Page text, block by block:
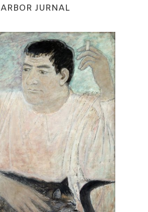
ARBOR JURNAL